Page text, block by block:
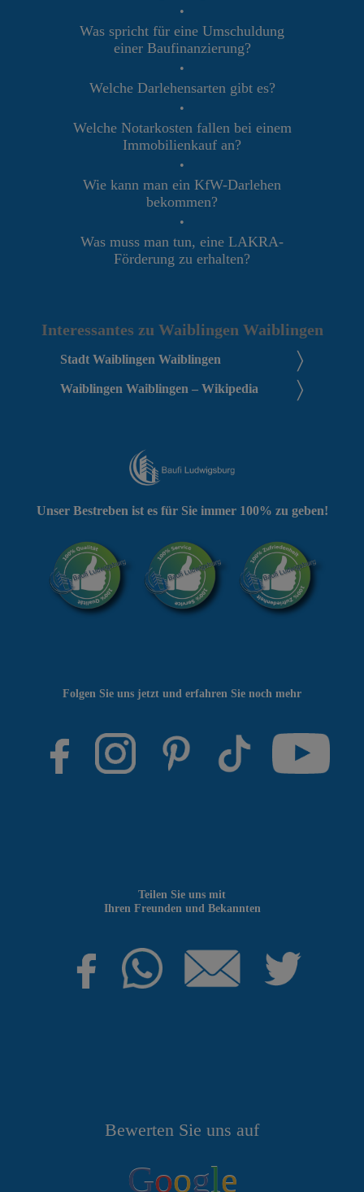
•
Was spricht für eine Umschuldung
einer Baufinanzierung?
•
Welche Darlehensarten gibt es?
•
Welche Notarkosten fallen bei einem
Immobilienkauf an?
•
Wie kann man ein KfW-Darlehen
bekommen?
•
Was muss man tun, eine LAKRA-
Förderung zu erhalten?
Interessantes zu Waiblingen Waiblingen
Stadt Waiblingen Waiblingen
Waiblingen Waiblingen – Wikipedia
Bewerten Sie uns auf
Google
Teilen Sie uns mit
Ihren Freunden und Bekannten
Folgen Sie uns jetzt und erfahren Sie noch mehr
Unser Bestreben ist es für Sie immer 100% zu geben!